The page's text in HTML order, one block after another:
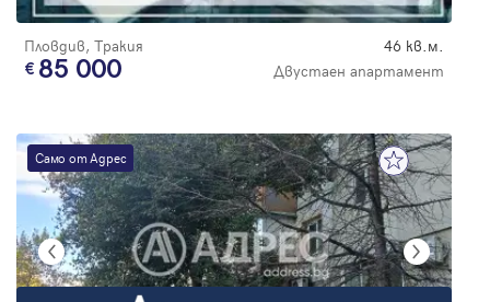
Пловдив, Тракия 46 кв.м.
85 000 Двустаен апартамент
Само от Адрес